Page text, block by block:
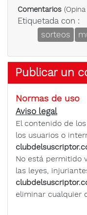
Comentarios (Opina
Etiquetada con :
sorteos
Publicar un
Normas de uso
Aviso legal
El contenido de
los usuarios o
No está permitido
las leyes,
eliminar cualquier